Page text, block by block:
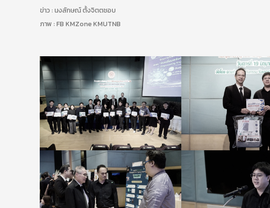
ข่าว : นงลักษณ์ ตั้งจิตตชอบ
ภาพ : FB KMZone KMUTNB